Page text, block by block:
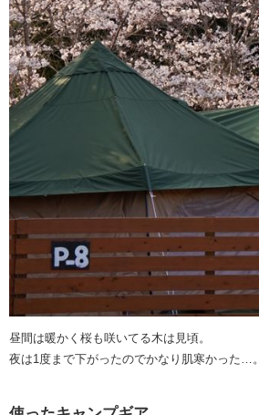
昼間は暖かく桜も咲いてる木は見頃。
夜は1度まで下がったのでかなり肌寒かった…。